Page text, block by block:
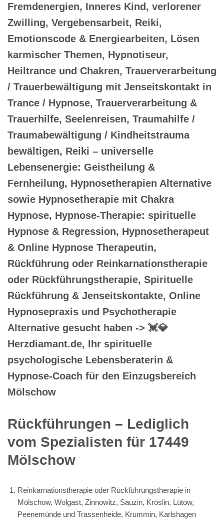
Fremdenergien, Inneres Kind, verlorener
Zwilling, Vergebensarbeit, Reiki,
Emotionscode & Energiearbeiten, Lösen
karmischer Themen, Hypnotiseur,
Heiltrance und Chakren, Trauerverarbeitung
/ Trauerbewältigung mit Jenseitskontakt in
Trance / Hypnose, Trauerverarbeitung &
Trauerhilfe, Seelenreisen, Traumahilfe /
Traumabewältigung / Kindheitstrauma
bewältigen, Reiki – universelle
Lebensenergie: Geistheilung &
Fernheilung, Hypnosetherapien Alternative
sowie Hypnosetherapie mit Chakra
Hypnose, Hypnose-Therapie: spirituelle
Hypnose & Regression, Hypnosetherapeut
& Online Hypnose Therapeutin,
Rückführung oder Reinkarnationstherapie
oder Rückführungstherapie, Spirituelle
Rückführung & Jenseitskontakte, Online
Hypnosepraxis und Psychotherapie
Alternative gesucht haben -> 💓️💎
Herzdiamant.de, Ihr spirituelle
psychologische Lebensberaterin &
Hypnose-Coach für den Einzugsbereich
Mölschow
Rückführungen – Lediglich
vom Spezialisten für 17449
Mölschow
Reinkarnationstherapie oder Rückführungstherapie in
Mölschow, Wolgast, Zinnowitz, Sauzin, Kröslin, Lütow,
Peenemünde und Trassenheide, Krummin, Karlshagen